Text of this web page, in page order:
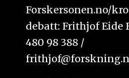
Forskersonen.no/
debatt: Frithjof Eide
480 98 388 /